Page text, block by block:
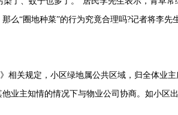
么“圈地种菜”的行为究竟合理吗?记者将李
关规定，小区绿地属公共区域，归全体业
业主知情的情况下与物业公司协商。如小区